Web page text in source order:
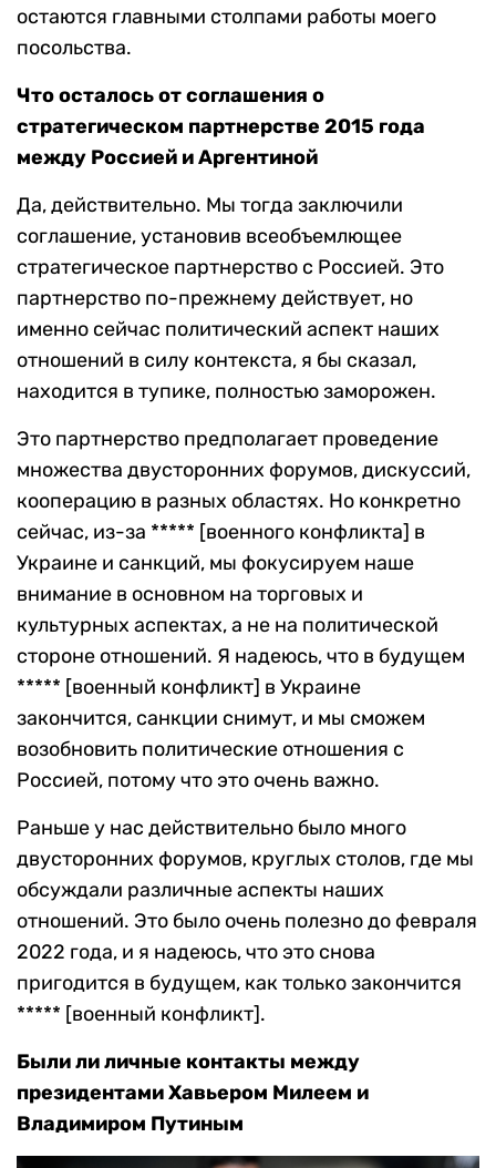
остаются главными столпами работы моего
посольства.
Что осталось от соглашения о
стратегическом партнерстве 2015 года
между Россией и Аргентиной
Да, действительно. Мы тогда заключили
соглашение, установив всеобъемлющее
стратегическое партнерство с Россией. Это
партнерство по-прежнему действует, но
именно сейчас политический аспект наших
отношений в силу контекста, я бы сказал,
находится в тупике, полностью заморожен.
Это партнерство предполагает проведение
множества двусторонних форумов, дискуссий,
кооперацию в разных областях. Но конкретно
сейчас, из-за ***** [военного конфликта] в
Украине и санкций, мы фокусируем наше
внимание в основном на торговых и
культурных аспектах, а не на политической
стороне отношений. Я надеюсь, что в будущем
***** [военный конфликт] в Украине
закончится, санкции снимут, и мы сможем
возобновить политические отношения с
Россией, потому что это очень важно.
Раньше у нас действительно было много
двусторонних форумов, круглых столов, где мы
обсуждали различные аспекты наших
отношений. Это было очень полезно до февраля
2022 года, и я надеюсь, что это снова
пригодится в будущем, как только закончится
***** [военный конфликт].
Были ли личные контакты между
президентами Хавьером Милеем и
Владимиром Путиным